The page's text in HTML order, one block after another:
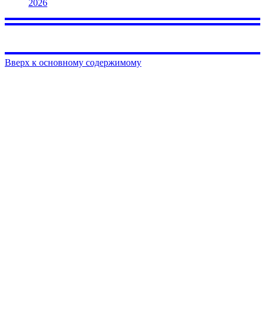
2026
Вверх к основному содержимому